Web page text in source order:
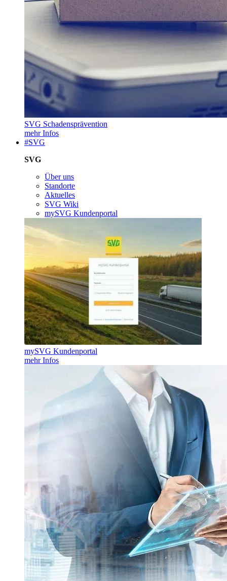
SVG Schadensprävention
mehr Infos
#SVG
SVG
Über uns
Standorte
Aktuelles
SVG Wiki
mySVG Kundenportal
mySVG Kundenportal
mehr Infos